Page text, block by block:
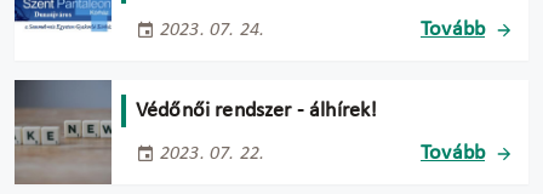
2023. 07. 24. Tovább
Védőnői rendszer - álhírek!
2023. 07. 22. Tovább